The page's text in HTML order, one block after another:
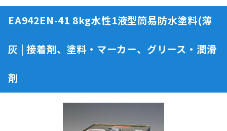
EA942EN-41 8kg水性1液型簡易防水塗料(薄
灰 | 接着剤、塗料・マーカー、グリース・潤滑
剤